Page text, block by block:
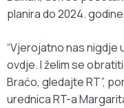
planira do 2024.
“Vjerojatno nas nigdje
ovdje. I želim se
Braćo, gledajte RT”,
urednica RT-a